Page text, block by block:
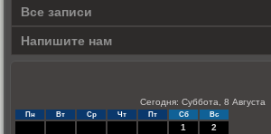
Все записи
Напишите нам
Сегодня: Суббота, 8 Августа
Пн Вт Ср Чт Пт Сб Вс
1
2